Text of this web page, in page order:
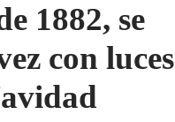
1882, se
con luces